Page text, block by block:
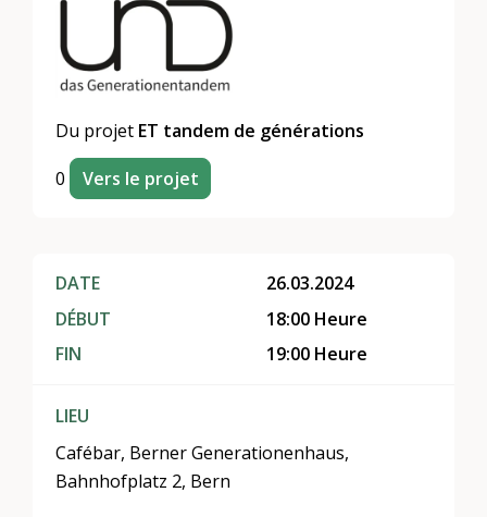
Du projet ET tandem de générations
0 Vers le projet
DATE
DÉBUT
FIN
26.03.2024
18:00 Heure
19:00 Heure
LIEU
Cafébar, Berner Generationenhaus,
Bahnhofplatz 2, Bern